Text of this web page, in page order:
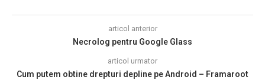
articol anterior
Necrolog pentru Google Glass
articol urmator
Cum putem obtine drepturi depline pe Android – Framaroot